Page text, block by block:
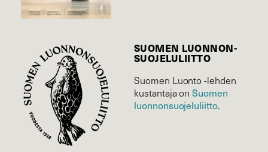
SUOMEN LUONNON­
SUOJELU­LIITTO
Suomen Luonto -lehden
kustantaja onSuomen
luonnonsuojelu­liitto.